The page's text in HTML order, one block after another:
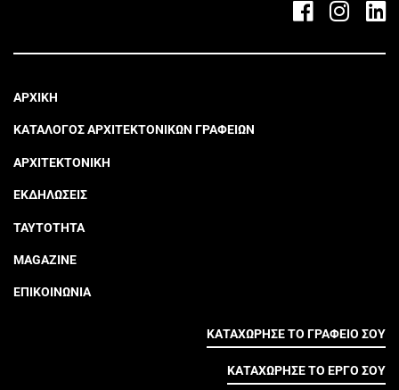
ΑΡΧΙΚΗ
ΚΑΤΑΛΟΓΟΣ ΑΡΧΙΤΕΚΤΟΝΙΚΩΝ ΓΡΑΦΕΙΩΝ
ΑΡΧΙΤΕΚΤΟΝΙΚΗ
ΕΚΔΗΛΩΣΕΙΣ
ΤΑΥΤΟΤΗΤΑ
MAGAZINE
ΕΠΙΚΟΙΝΩΝΙΑ
ΚΑΤΑΧΩΡΗΣΕ ΤΟ ΓΡΑΦΕΙΟ ΣΟΥ
ΚΑΤΑΧΩΡΗΣΕ ΤΟ ΕΡΓΟ ΣΟΥ